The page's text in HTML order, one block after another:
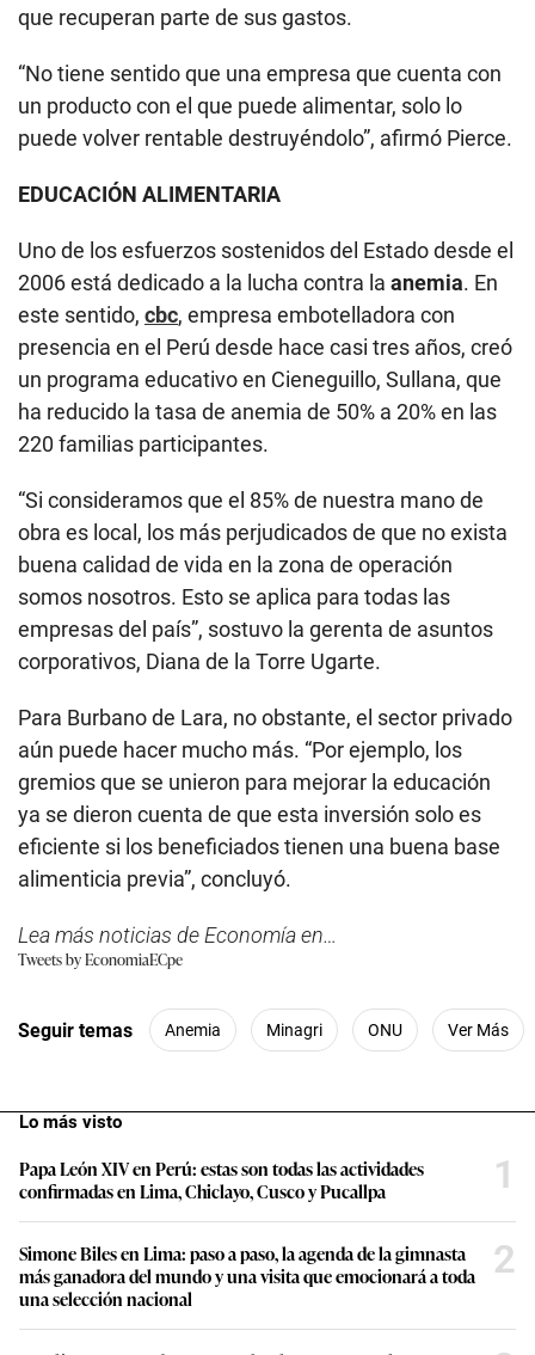
que recuperan parte de sus gastos.
“No tiene sentido que una empresa que cuenta con
un producto con el que puede alimentar, solo lo
puede volver rentable destruyéndolo”, afirmó Pierce.
EDUCACIÓN ALIMENTARIA
Uno de los esfuerzos sostenidos del Estado desde el
2006 está dedicado a la lucha contra la anemia. En
este sentido, cbc, empresa embotelladora con
presencia en el Perú desde hace casi tres años, creó
un programa educativo en Cieneguillo, Sullana, que
ha reducido la tasa de anemia de 50% a 20% en las
220 familias participantes.
“Si consideramos que el 85% de nuestra mano de
obra es local, los más perjudicados de que no exista
buena calidad de vida en la zona de operación
somos nosotros. Esto se aplica para todas las
empresas del país”, sostuvo la gerenta de asuntos
corporativos, Diana de la Torre Ugarte.
Para Burbano de Lara, no obstante, el sector privado
aún puede hacer mucho más. “Por ejemplo, los
gremios que se unieron para mejorar la educación
ya se dieron cuenta de que esta inversión solo es
eficiente si los beneficiados tienen una buena base
alimenticia previa”, concluyó.
Lea más noticias de Economía en…
Tweets by EconomiaECpe
Seguir temas Anemia Minagri ONU Ver Más
Lo más visto
Papa León XIV en Perú: estas son todas las actividades
confirmadas en Lima, Chiclayo, Cusco y Pucallpa
1
Simone Biles en Lima: paso a paso, la agenda de la gimnasta
más ganadora del mundo y una visita que emocionará a toda
una selección nacional
2